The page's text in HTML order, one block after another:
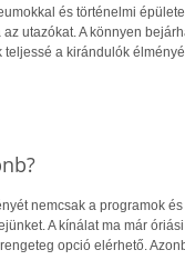
és történelmi
utazókat. A könnyen
teljessé a kirándulók
nemcsak a programok
A kínálat ma már
opció elérhető.